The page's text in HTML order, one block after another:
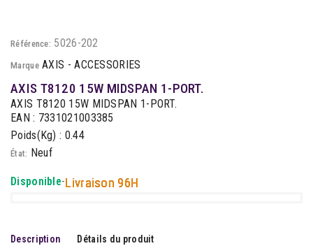
Référence: 5026-202
Marque AXIS - ACCESSORIES
AXIS T8120 15W MIDSPAN 1-PORT.
AXIS T8120 15W MIDSPAN 1-PORT.
EAN : 7331021003385
Poids(Kg) : 0.44
État: Neuf
Disponible-Livraison 96H
Description Détails du produit